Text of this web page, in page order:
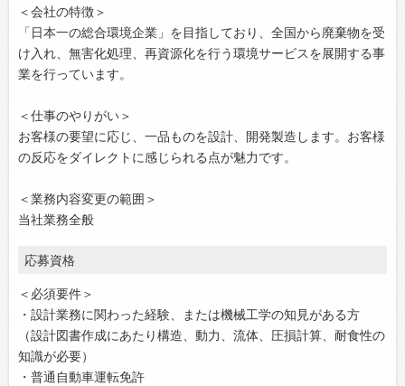
＜会社の特徴＞
「日本一の総合環境企業」を目指しており、全国から廃棄物を受
け入れ、無害化処理、再資源化を行う環境サービスを展開する事
業を行っています。
＜仕事のやりがい＞
お客様の要望に応じ、一品ものを設計、開発製造します。お客様
の反応をダイレクトに感じられる点が魅力です。
＜業務内容変更の範囲＞
当社業務全般
応募資格
＜必須要件＞
・設計業務に関わった経験、または機械工学の知見がある方
（設計図書作成にあたり構造、動力、流体、圧損計算、耐食性の
知識が必要）
・普通自動車運転免許